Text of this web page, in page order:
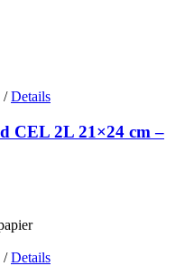
/ Details
CEL 2L 21×24 cm –
/ Details